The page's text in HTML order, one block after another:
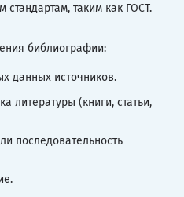
таким как ГОСТ.
библиографии:
данных источников.
литературы (книги, статьи,
последовательность